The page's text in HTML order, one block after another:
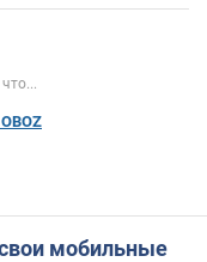
мобильные